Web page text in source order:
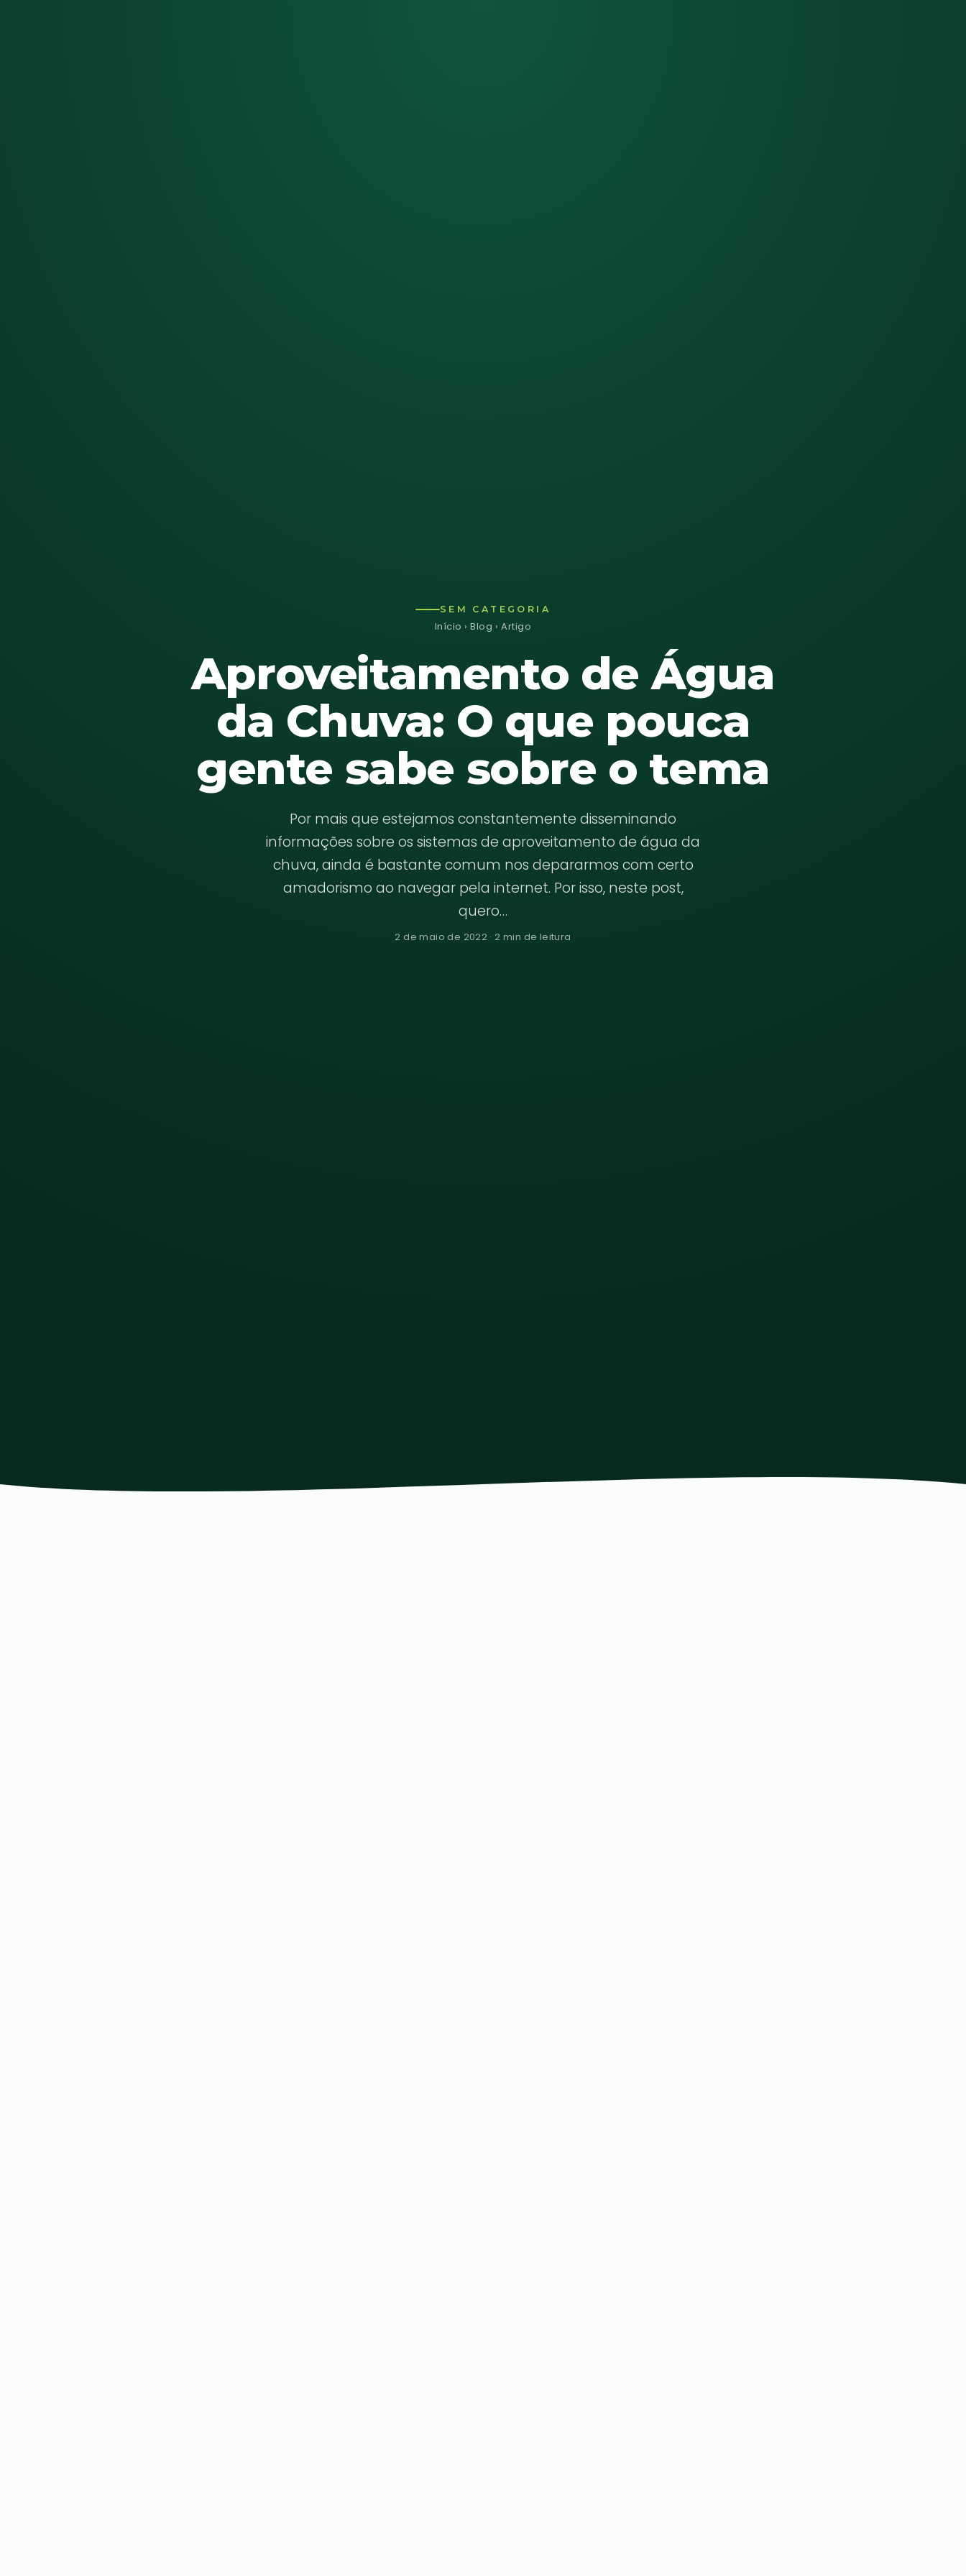
SEM CATEGORIA
Início ›Blog › Artigo
Aproveitamento de Água
da Chuva: O que pouca
gente sabe sobre o tema
Por mais que estejamos constantemente disseminando
informações sobre os sistemas de aproveitamento de água da
chuva, ainda é bastante comum nos depararmos com certo
amadorismo ao navegar pela internet. Por isso, neste post,
quero…
2 de maio de 2022 · 2 min de leitura